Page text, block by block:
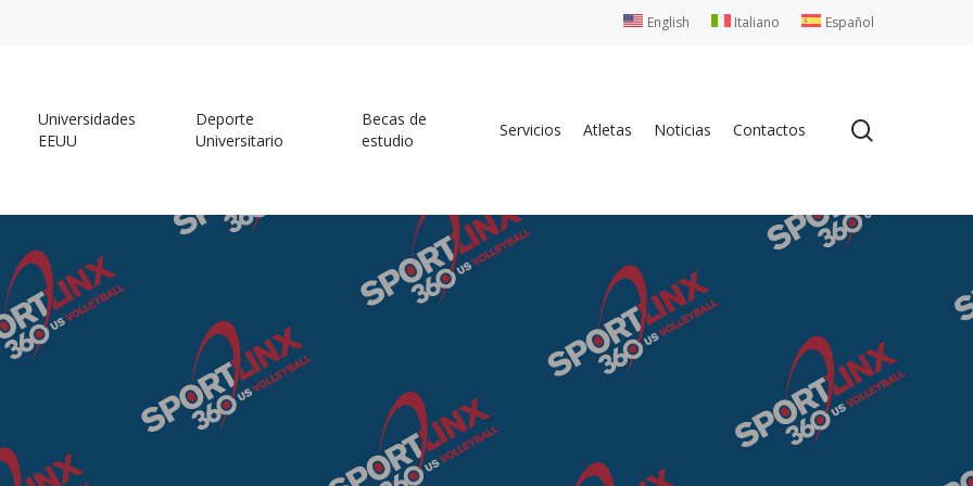
English Italiano Español
Universidades
EEUU
Deporte
Universitario
Becas de
estudio
Servicios Atletas Noticias Contactos